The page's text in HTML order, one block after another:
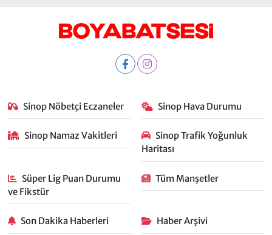
Sinop Nöbetçi Eczaneler Sinop Hava Durumu
Sinop Namaz Vakitleri
Sinop Trafik Yoğunluk
Haritası
Süper Lig Puan Durumu
ve Fikstür
Tüm Manşetler
Son Dakika Haberleri Haber Arşivi